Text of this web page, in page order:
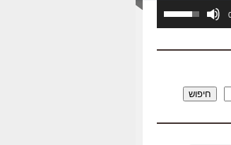
השתמש
כדי
שמע.
חיפוש